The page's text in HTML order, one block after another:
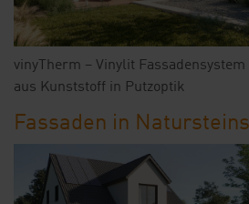
vinyTherm – Vinylit Fassadensystem
aus Kunststoff in Putzoptik
Fassaden in